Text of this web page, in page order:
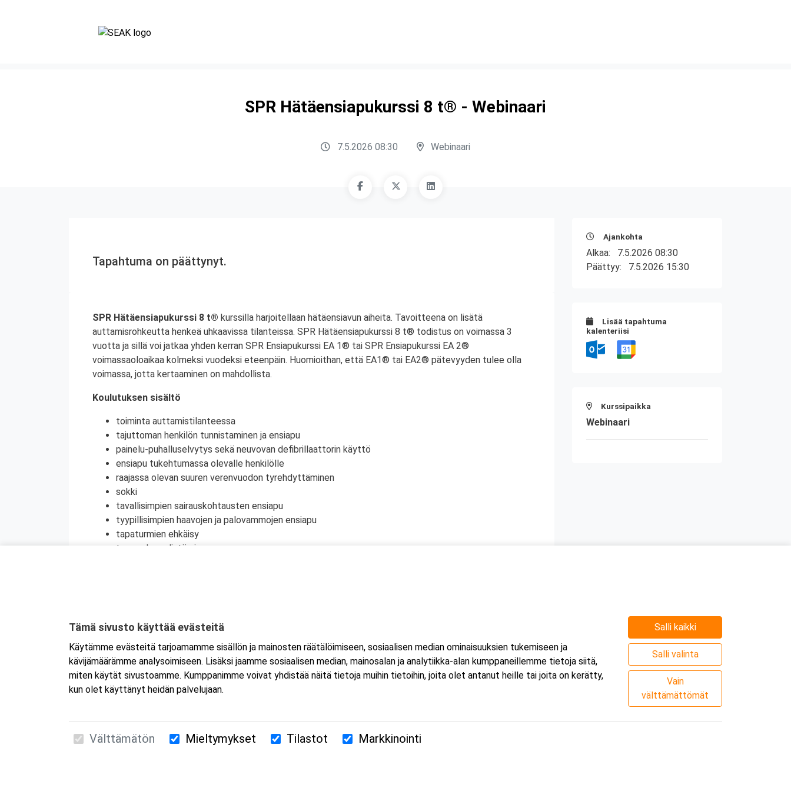
SPR Hätäensiapukurssi 8 t® - Webinaari
7.5.2026 08:30 Webinaari
Tapahtuma on päättynyt.
SPR Hätäensiapukurssi 8 t® kurssilla harjoitellaan hätäensiavun aiheita. Tavoitteena on lisätä
auttamisrohkeutta henkeä uhkaavissa tilanteissa. SPR Hätäensiapukurssi 8 t® todistus on voimassa 3
vuotta ja sillä voi jatkaa yhden kerran SPR Ensiapukurssi EA 1® tai SPR Ensiapukurssi EA 2®
voimassaoloaikaa kolmeksi vuodeksi eteenpäin. Huomioithan, että EA1® tai EA2® pätevyyden tulee olla
voimassa, jotta kertaaminen on mahdollista.
Koulutuksen sisältö
toiminta auttamistilanteessa
tajuttoman henkilön tunnistaminen ja ensiapu
painelu-puhalluselvytys sekä neuvovan defibrillaattorin käyttö
ensiapu tukehtumassa olevalle henkilölle
raajassa olevan suuren verenvuodon tyrehdyttäminen
sokki
tavallisimpien sairauskohtausten ensiapu
tyypillisimpien haavojen ja palovammojen ensiapu
tapaturmien ehkäisy
terveyden edistäminen
Kyseessä on etäkoulutus.Koulutus tapahtuu Microsoft Teams-sovelluksella. Voit osallistua
tai mobiililaitteelle erikseen. Mikäli haluat ladata Teams-sovelluksen, löydät sen omasta sovelluskaupasta.
Tarkemmat ohjeet lähetetään vahvistusviestissä.
Ajankohta
Alkaa: 7.5.2026 08:30
Päättyy: 7.5.2026 15:30
Lisää tapahtuma
kalenteriisi
Kurssipaikka
Webinaari
Suomen Ensiapukoulutus Oy / Valimotie 21 / 00380 Helsinki
Tämä sivusto käyttää evästeitä
Käytämme evästeitä tarjoamamme sisällön ja mainosten räätälöimiseen, sosiaalisen median ominaisuuksien tukemiseen ja
kävijämäärämme analysoimiseen. Lisäksi jaamme sosiaalisen median, mainosalan ja analytiikka-alan kumppaneillemme tietoja siitä,
miten käytät sivustoamme. Kumppanimme voivat yhdistää näitä tietoja muihin tietoihin, joita olet antanut heille tai joita on kerätty,
kun olet käyttänyt heidän palvelujaan.
Salli kaikki
Salli valinta
Vain
välttämättömät
Välttämätön Mieltymykset Tilastot Markkinointi